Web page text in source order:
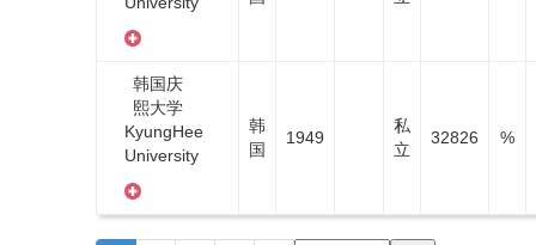
韩国庆
熙大学
KyungHee
University
韩
国
1949
私
立
32826 %